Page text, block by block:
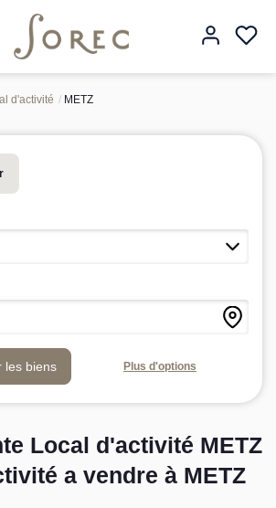
d'activité METZ
Plus d'options
Local d'activité METZ
a vendre à METZ